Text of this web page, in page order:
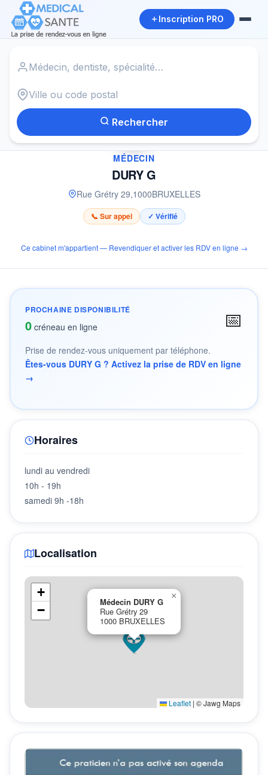
Inscription PRO
Rechercher
✓
MÉDECIN
DURY G
Rue Grétry 29,1000BRUXELLES
📞 Sur appel ✓ Vérifié
Ce cabinet m'appartient — Revendiquer et activer les RDV en ligne →
PROCHAINE DISPONIBILITÉ
0 créneau en ligne 📅
Prise de rendez-vous uniquement par téléphone.
Êtes-vous DURY G ? Activez la prise de RDV en ligne
→
Horaires
lundi au vendredi
10h - 19h
samedi 9h -18h
Localisation
Médecin DURY G
Rue Grétry 29
1000 BRUXELLES
×
+
−
Leaflet | © Jawg Maps